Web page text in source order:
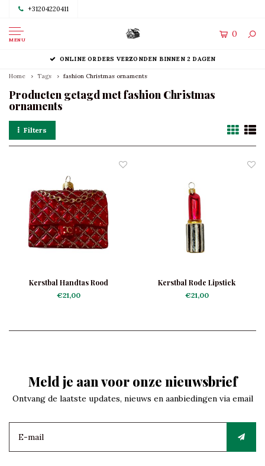
+31204220411
MENU
0
ONLINE ORDERS VERZONDEN BINNEN 2 DAGEN
Home Tags fashion Christmas ornaments
Producten getagd met fashion Christmas
ornaments
Filters
Kerstbal Handtas Rood
€21,00
Kerstbal Rode Lipstick
€21,00
Meld je aan voor onze nieuwsbrief
Ontvang de laatste updates, nieuws en aanbiedingen via email